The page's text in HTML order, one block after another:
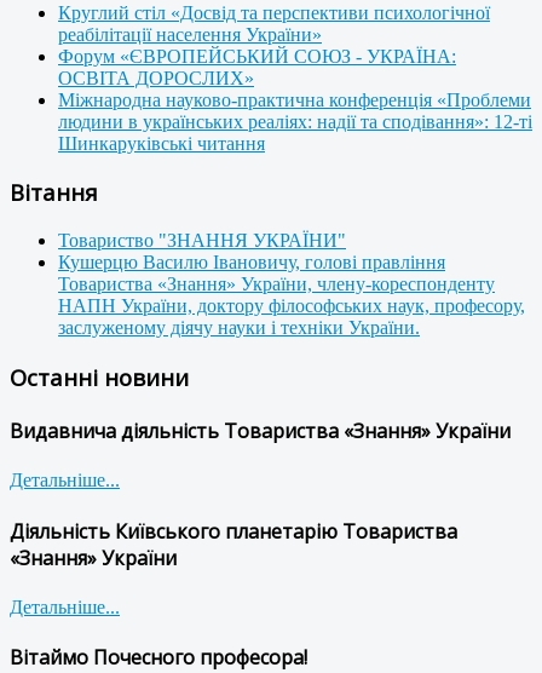
Круглий стіл «Досвід та перспективи психологічної
реабілітації населення України»
Форум «ЄВРОПЕЙСЬКИЙ СОЮЗ - УКРАЇНА:
ОСВІТА ДОРОСЛИХ»
Міжнародна науково-практична конференція «Проблеми
людини в українських реаліях: надії та сподівання»: 12-ті
Шинкаруківські читання
Вітання
Товариство "ЗНАННЯ УКРАЇНИ"
Кушерцю Василю Івановичу, голові правління
Товариства «Знання» України, члену-кореспонденту
НАПН України, доктору філософських наук, професору,
заслуженому діячу науки і техніки України.
Останні новини
Видавнича діяльність Товариства «Знання» України
Детальніше...
Діяльність Київського планетарію Товариства
«Знання» України
Детальніше...
Вітаймо Почесного професора!